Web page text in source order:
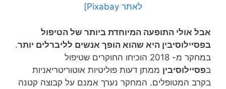
לאתר Pixabay]
אבל אולי התופעה המיוחדת ביותר של הטיפול
בפסיילוסיבין היא שהוא הופך אנשים לליברלים יותר.
במחקר מ- 2018 הוכיחו החוקרים שטיפול
בפסיילוסיבין ממתן דעות פוליטיות אוטוריטריאניות
בקרב המטופלים. המחקר נערך אמנם על קבוצה קטנה